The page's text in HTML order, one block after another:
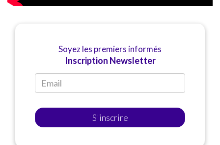
Soyez les premiers informés
Inscription Newsletter
S'inscrire